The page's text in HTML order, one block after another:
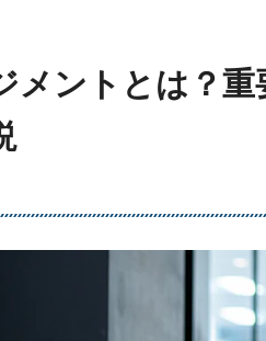
メントとは？